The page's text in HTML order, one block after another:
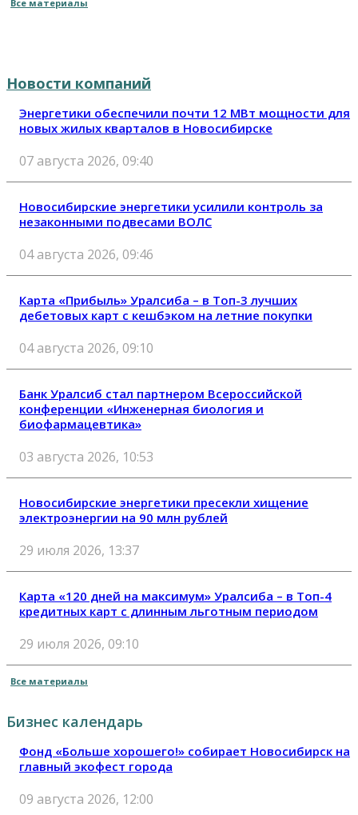
Все материалы
Новости компаний
Энергетики обеспечили почти 12 МВт мощности для
новых жилых кварталов в Новосибирске
07 августа 2026, 09:40
Новосибирские энергетики усилили контроль за
незаконными подвесами ВОЛС
04 августа 2026, 09:46
Карта «Прибыль» Уралсиба – в Топ-3 лучших
дебетовых карт с кешбэком на летние покупки
04 августа 2026, 09:10
Банк Уралсиб стал партнером Всероссийской
конференции «Инженерная биология и
биофармацевтика»
03 августа 2026, 10:53
Новосибирские энергетики пресекли хищение
электроэнергии на 90 млн рублей
29 июля 2026, 13:37
Карта «120 дней на максимум» Уралсиба – в Топ-4
кредитных карт с длинным льготным периодом
29 июля 2026, 09:10
Все материалы
Бизнес календарь
Фонд «Больше хорошего!» собирает Новосибирск на
главный экофест города
09 августа 2026, 12:00